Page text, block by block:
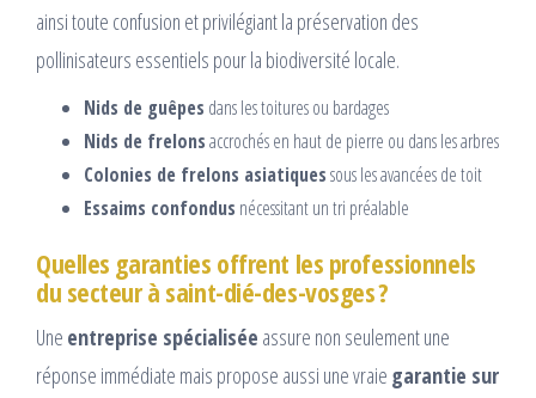
ainsi toute confusion et privilégiant la préservation des
pollinisateurs essentiels pour la biodiversité locale.
Nids de guêpes dans les toitures ou bardages
Nids de frelonsaccrochés en haut de pierre ou dans les arbres
Colonies de frelons asiatiquessous les avancées de toit
Essaims confondus nécessitant un tri préalable
Quelles garanties offrent les professionnels
du secteur à saint-dié-des-vosges ?
Une entreprise spécialisée assure non seulement une
réponse immédiate mais propose aussi une vraie garantie sur